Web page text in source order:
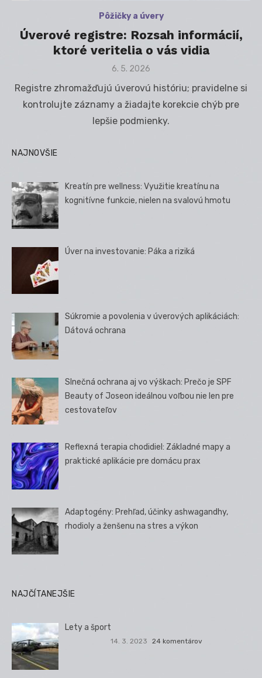
Pôžičky a úvery
Úverové registre: Rozsah informácií,
ktoré veritelia o vás vidia
Posted
6. 5. 2026
Registre zhromažďujú úverovú históriu; pravidelne si
kontrolujte záznamy a žiadajte korekcie chýb pre
lepšie podmienky.
NAJNOVŠIE
Kreatín pre wellness: Využitie kreatínu na
kognitívne funkcie, nielen na svalovú hmotu
Úver na investovanie: Páka a riziká
Súkromie a povolenia v úverových aplikáciách:
Dátová ochrana
Slnečná ochrana aj vo výškach: Prečo je SPF
Beauty of Joseon ideálnou voľbou nie len pre
cestovateľov
Reflexná terapia chodidiel: Základné mapy a
praktické aplikácie pre domácu prax
Adaptogény: Prehľad, účinky ashwagandhy,
rhodioly a ženšenu na stres a výkon
NAJČÍTANEJŠIE
Lety a šport
14. 3. 2023 24 komentárov